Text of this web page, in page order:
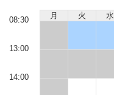
月 火 水
08:30
13:00
14:00